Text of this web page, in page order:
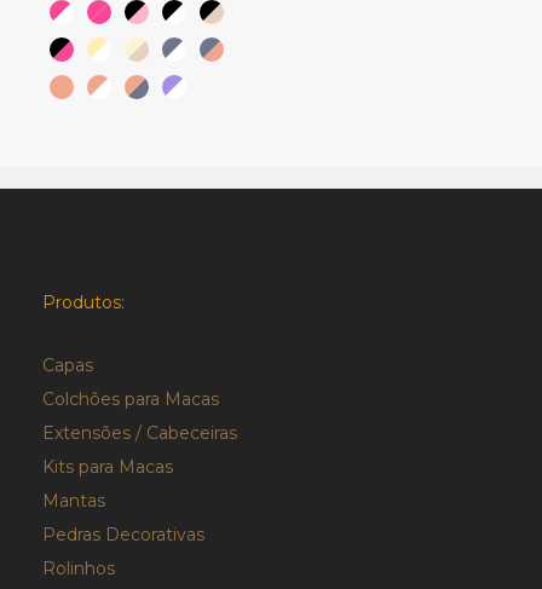
Produtos:
Capas
Colchões para Macas
Extensões / Cabeceiras
Kits para Macas
Mantas
Pedras Decorativas
Rolinhos